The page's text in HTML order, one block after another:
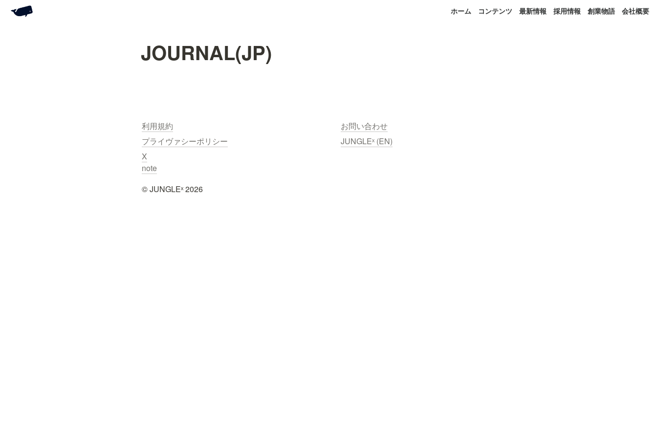
ホーム コンテンツ 最新情報 採用情報 創業物語 会社概要
JOURNAL(JP)
利用規約
プライヴァシーポリシー
X
note
お問い合わせ
JUNGLEˣ (EN)
©︎ JUNGLEˣ 2026